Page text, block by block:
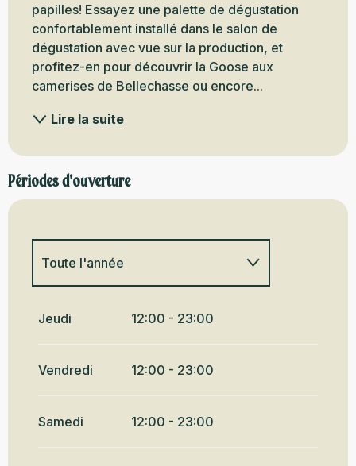
papilles! Essayez une palette de dégustation
confortablement installé dans le salon de
dégustation avec vue sur la production, et
profitez-en pour découvrir la Goose aux
camerises de Bellechasse ou encore...
Lire la suite
Périodes d'ouverture
Toute l'année
2027
Jeudi 12:00 - 23:00
Vendredi 12:00 - 23:00
Samedi 12:00 - 23:00